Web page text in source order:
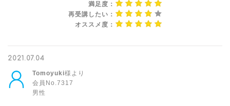
満足度：
再受講したい：
オススメ度：
2021.07.04
Tomoyuki様より
会員No.7317
男性